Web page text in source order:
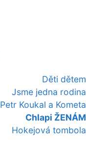
Děti dětem
Jsme jedna rodina
Petr Koukal a Kometa
Chlapi ŽENÁM
Hokejová tombola